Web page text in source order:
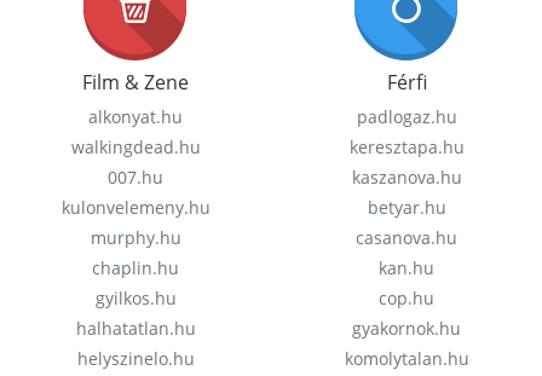
Film & Zene
alkonyat.hu
walkingdead.hu
007.hu
kulonvelemeny.hu
murphy.hu
chaplin.hu
gyilkos.hu
halhatatlan.hu
helyszinelo.hu
Férfi
padlogaz.hu
keresztapa.hu
kaszanova.hu
betyar.hu
casanova.hu
kan.hu
cop.hu
gyakornok.hu
komolytalan.hu